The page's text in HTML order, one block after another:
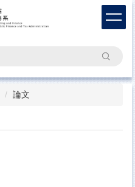
搜尋
論文